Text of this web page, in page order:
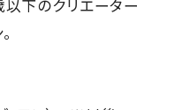
下のクリエーター